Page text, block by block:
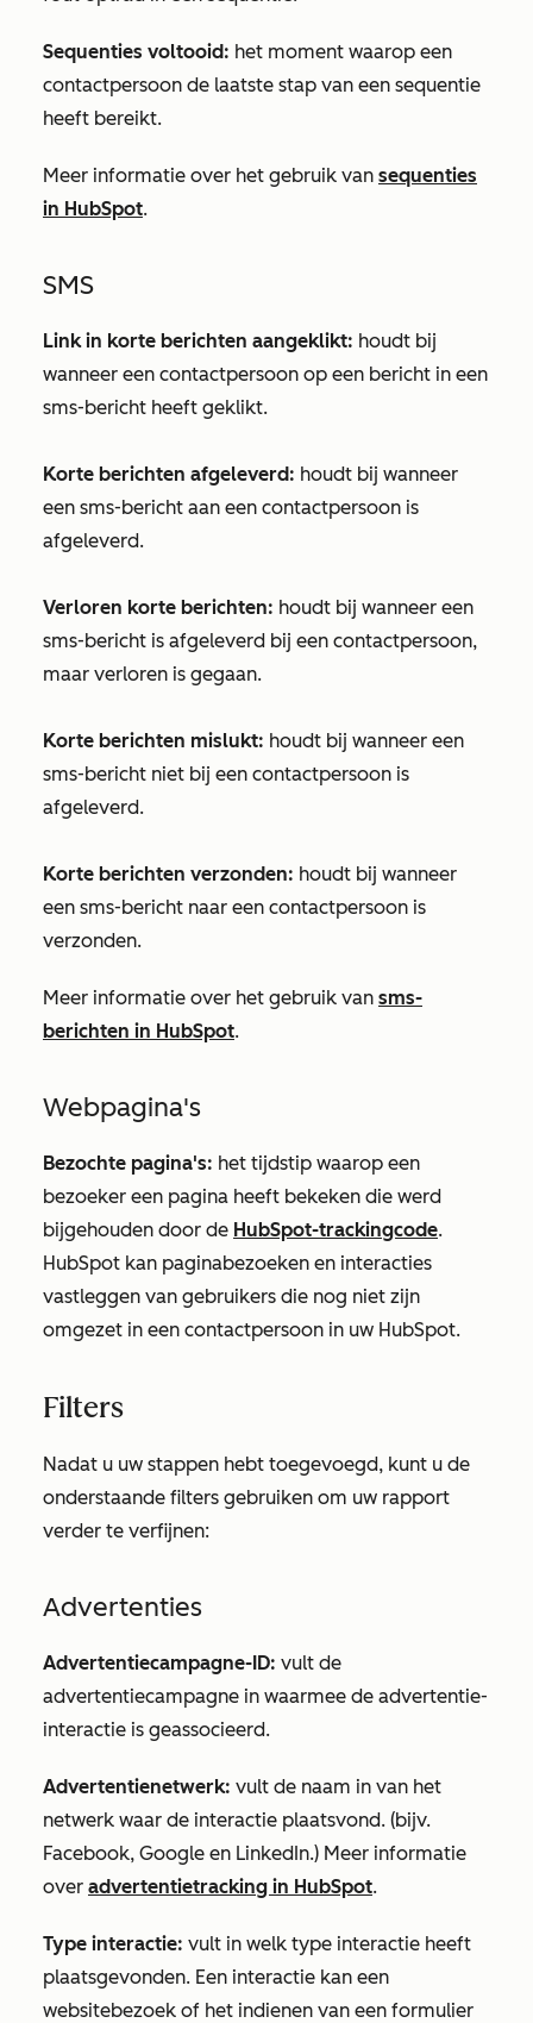
Sequenties voltooid: het moment waarop een
contactpersoon de laatste stap van een sequentie
heeft bereikt.
Meer informatie over het gebruik van sequenties
in HubSpot.
SMS
Link in korte berichten aangeklikt: houdt bij
wanneer een contactpersoon op een bericht in een
sms-bericht heeft geklikt.
Korte berichten afgeleverd: houdt bij wanneer
een sms-bericht aan een contactpersoon is
afgeleverd.
Verloren korte berichten: houdt bij wanneer een
sms-bericht is afgeleverd bij een contactpersoon,
maar verloren is gegaan.
Korte berichten mislukt: houdt bij wanneer een
sms-bericht niet bij een contactpersoon is
afgeleverd.
Korte berichten verzonden: houdt bij wanneer
een sms-bericht naar een contactpersoon is
verzonden.
Meer informatie over het gebruik van sms-
berichten in HubSpot.
Webpagina's
Bezochte pagina's: het tijdstip waarop een
bezoeker een pagina heeft bekeken die werd
bijgehouden door de HubSpot-trackingcode.
HubSpot kan paginabezoeken en interacties
vastleggen van gebruikers die nog niet zijn
omgezet in een contactpersoon in uw HubSpot.
Filters
Nadat u uw stappen hebt toegevoegd, kunt u de
onderstaande filters gebruiken om uw rapport
verder te verfijnen:
Advertenties
Advertentiecampagne-ID: vult de
advertentiecampagne in waarmee de advertentie-
interactie is geassocieerd.
Advertentienetwerk: vult de naam in van het
netwerk waar de interactie plaatsvond. (bijv.
Facebook, Google en LinkedIn.) Meer informatie
over advertentietracking in HubSpot.
Type interactie: vult in welk type interactie heeft
plaatsgevonden. Een interactie kan een
websitebezoek of het indienen van een formulier